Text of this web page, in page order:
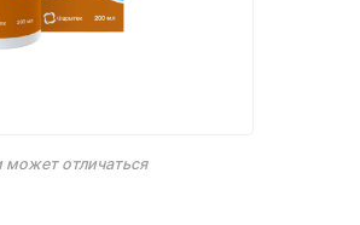
может отличаться